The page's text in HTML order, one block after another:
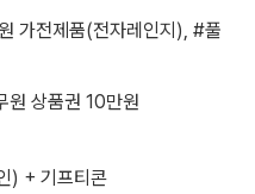
가전제품(전자레인지), #풀
원 상품권 10만원
) + 기프티콘